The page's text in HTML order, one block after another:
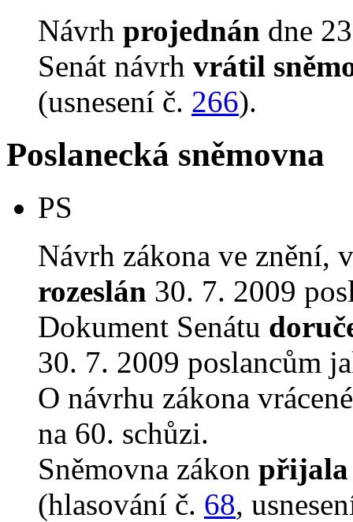
Návrh projednán dne
Senát návrh vrátil
(usnesení č. 266).
Poslanecká sněmovna
PS
Návrh zákona ve znění,
rozeslán 30. 7. 2009
Dokument Senátu
30. 7. 2009 poslancům
O návrhu zákona
na 60. schůzi.
Sněmovna zákon přijala
(hlasování č. 68,